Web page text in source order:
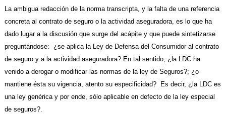
La ambigua redacción de la norma transcripta, y la falta de una referencia
concreta al contrato de seguro o la actividad aseguradora, es lo que ha
dado lugar a la discusión que surge del acápite y que puede sintetizarse
preguntándose: ¿se aplica la Ley de Defensa del Consumidor al contrato
de seguro y a la actividad aseguradora? En tal sentido, ¿la LDC ha
venido a derogar o modificar las normas de la ley de Seguros?; ¿o
mantiene ésta su vigencia, atento su especificidad? Es decir, ¿la LDC es
una ley genérica y por ende, sólo aplicable en defecto de la ley especial
de seguros?.